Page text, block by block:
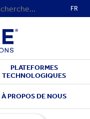
FR
PLATEFORMES
TECHNOLOGIQUES
À PROPOS DE NOUS